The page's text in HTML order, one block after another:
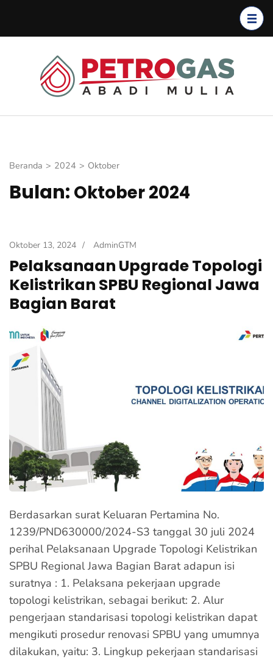
Beranda > 2024 > Oktober
Bulan: Oktober 2024
Oktober 13, 2024 / AdminGTM
Pelaksanaan Upgrade Topologi
Kelistrikan SPBU Regional Jawa
Bagian Barat
Berdasarkan surat Keluaran Pertamina No.
1239/PND630000/2024-S3 tanggal 30 juli 2024
perihal Pelaksanaan Upgrade Topologi Kelistrikan
SPBU Regional Jawa Bagian Barat adapun isi
suratnya : 1. Pelaksana pekerjaan upgrade
topologi kelistrikan, sebagai berikut: 2. Alur
pengerjaan standarisasi topologi kelistrikan dapat
mengikuti prosedur renovasi SPBU yang umumnya
dilakukan, yaitu: 3. Lingkup pekerjaan standarisasi